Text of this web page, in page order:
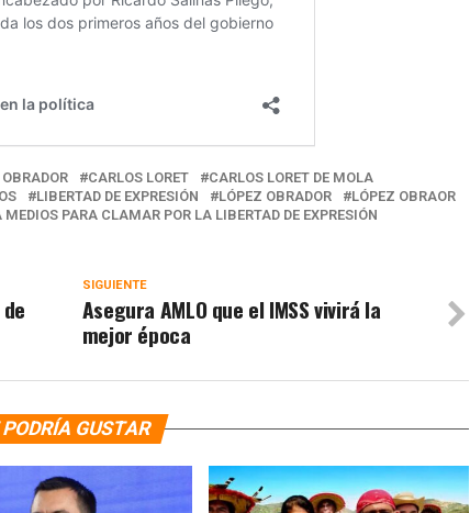
CARLOS LORET
CARLOS LORET DE MOLA
LIBERTAD DE EXPRESIÓN LÓPEZ OBRADOR
LÓPEZ OBRAOR
PARA CLAMAR POR LA LIBERTAD DE EXPRESIÓN
SIGUIENTE
Asegura AMLO que el IMSS vivirá la
mejor época
PODRÍA GUSTAR